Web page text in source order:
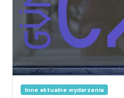
Inne aktualne wydarzenia